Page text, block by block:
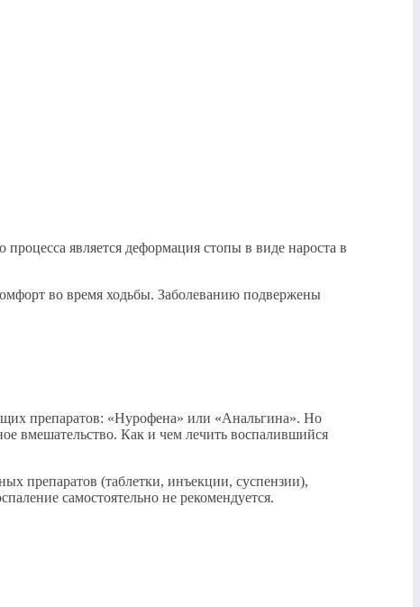
является деформация стопы в виде нароста в
во время ходьбы. Заболеванию подвержены
препаратов: «Нурофена» или «Анальгина». Но
вмешательство. Как и чем лечить воспалившийся
препаратов (таблетки, инъекции, суспензии),
самостоятельно не рекомендуется.